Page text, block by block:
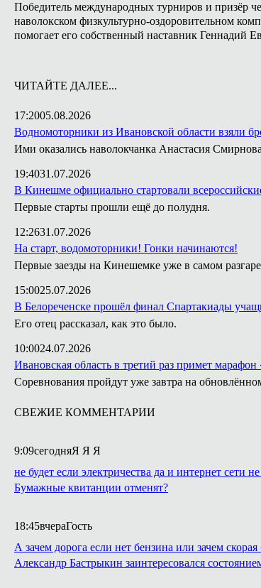
Победитель международных турниров и призёр
наволокском физкультурно-оздоровительном
помогает его собственный наставник Геннадий
ЧИТАЙТЕ ДАЛЕЕ...
17:2005.08.2026
Водномоторники из Ивановской области взяли
Ими оказались наволокчанка Анастасия
19:4031.07.2026
В Кинешме официально стартовали
Первые старты прошли ещё до полудня.
12:2631.07.2026
На старт, водомоторники! Гонки начинаются!
Первые заезды на Кинешемке уже в самом
15:0025.07.2026
В Белореченске прошёл финал Спартакиады
Его отец рассказал, как это было.
10:0024.07.2026
Ивановская область в третий раз примет марафон
Соревнования пройдут уже завтра на
СВЕЖИЕ КОММЕНТАРИИ
9:09сегодняЯ Я Я
не будет если электричества да и интернет сети
Бумажные квитанции отменят?
18:45вчераГость
А зачем дорога если нет бензина или зачем
Александр Бастрыкин заинтересовался